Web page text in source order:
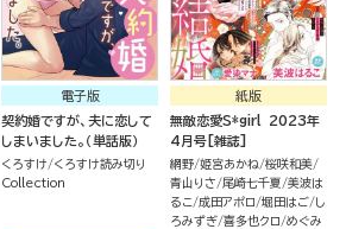
電子版
契約婚ですが、夫に恋して
しまいました。（単話版）
くろすけ
くろすけ読み切り
Collection
紙版
無敵恋愛S*girl 2023年
4月号[雑誌]
網野 姫宮あかね 桜咲和美
青山りさ 尾崎七千夏 美波は
るこ 成田アポロ 堀田はご し
ろみずぎ 喜多也クロ めぐみ